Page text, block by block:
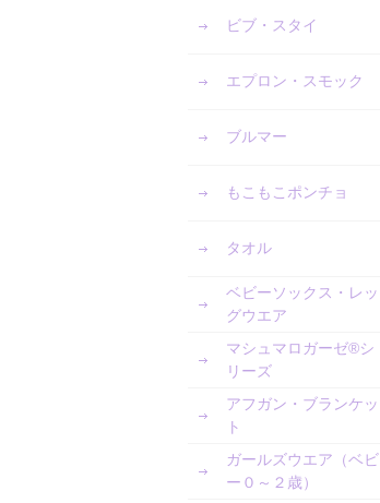
ビブ・スタイ
エプロン・スモック
ブルマー
もこもこポンチョ
タオル
ベビーソックス・レッ
グウエア
マシュマロガーゼ®︎シ
リーズ
アフガン・ブランケッ
ト
ガールズウエア（ベビ
ー０～２歳）